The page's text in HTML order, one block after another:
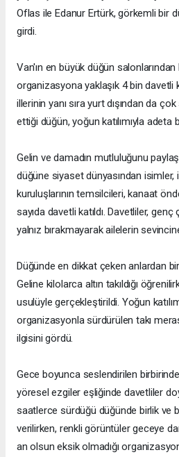
Oflas ile Edanur Ertürk, görkemli bir
girdi.
Van'ın en büyük düğün
organizasyona yaklaşık 4 bin davetli
illerinin yanı sıra yurt dışından da
ettiği düğün, yoğun katılımıyla
Gelin ve damadın mutluluğunu
düğüne siyaset dünyasından isimler,
kuruluşlarının temsilcileri, kanaat
sayıda davetli katıldı. Davetliler,
yalnız bırakmayarak ailelerin
Düğünde en dikkat çeken anlardan
Geline kilolarca altın takıldığı
usulüyle gerçekleştirildi. Yoğun
organizasyonla sürdürülen takı
ilgisini gördü.
Gece boyunca seslendirilen
yöresel ezgiler eşliğinde davetliler
saatlerce sürdüğü düğünde birlik ve
verilirken, renkli görüntüler geceye
an olsun eksik olmadığı